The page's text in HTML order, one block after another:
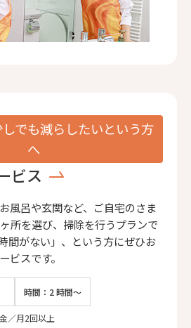
でも減らしたいという方
へ
ビス
風呂や玄関など、ご自宅のさま
所を選び、掃除を行うプランで
間がない」、という方にぜひお
ビスです。
時間：2 時間～
／月2回以上